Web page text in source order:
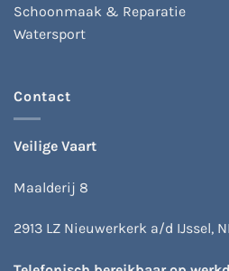
Schoonmaak & Reparatie
Watersport
Contact
Veilige Vaart
Maalderij 8
2913 LZ Nieuwerkerk a/d IJssel,